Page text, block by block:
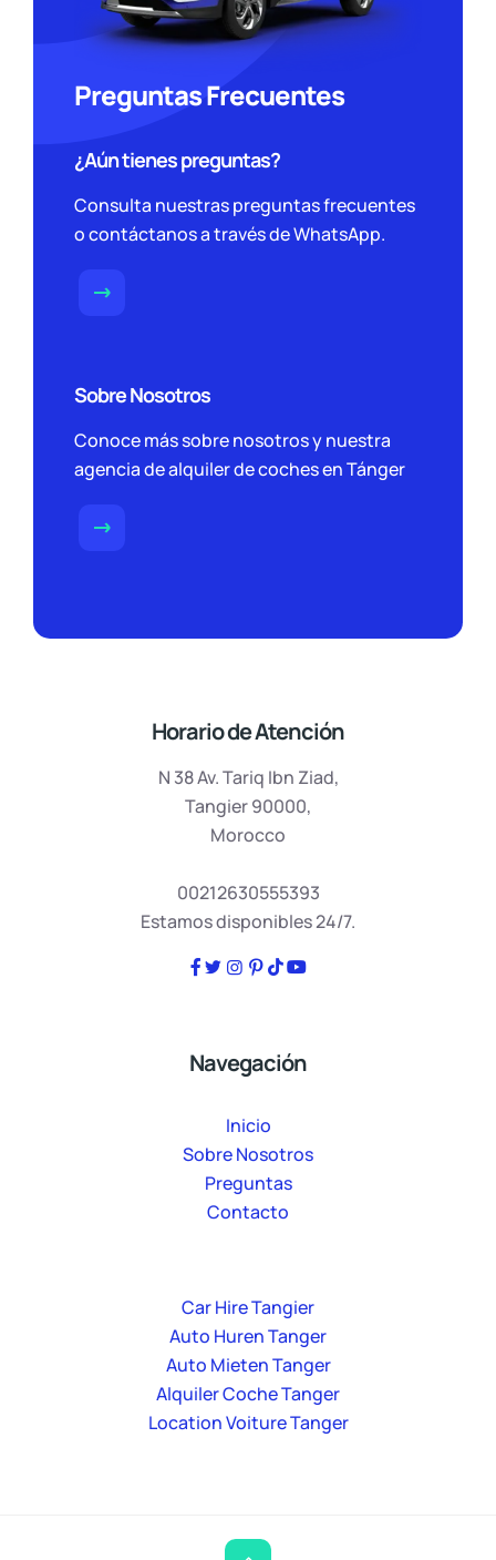
Preguntas Frecuentes
¿Aún tienes preguntas?
Consulta nuestras preguntas frecuentes
o contáctanos a través de WhatsApp.
Sobre Nosotros
Conoce más sobre nosotros y nuestra
agencia de alquiler de coches en Tánger
Horario de Atención
N 38 Av. Tariq Ibn Ziad,
Tangier 90000,
Morocco
00212630555393
Estamos disponibles 24/7.
Navegación
Inicio
Sobre Nosotros
Preguntas
Contacto
Car Hire Tangier
Auto Huren Tanger
Auto Mieten Tanger
Alquiler Coche Tanger
Location Voiture Tanger